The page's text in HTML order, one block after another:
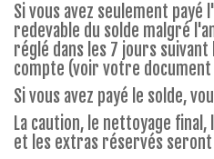
Si vous avez seulement
redevable du solde malgré
réglé dans les 7 jours
compte (voir votre
Si vous avez payé le solde,
La caution, le nettoyage
et les extras réservés